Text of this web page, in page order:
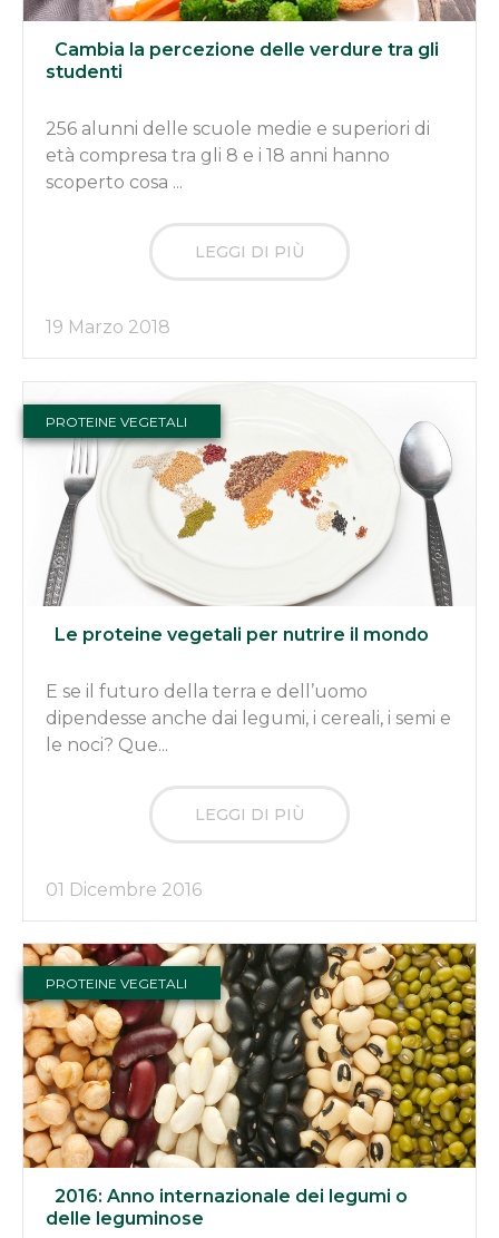
Cambia la percezione delle verdure tra gli
studenti
256 alunni delle scuole medie e superiori di
età compresa tra gli 8 e i 18 anni hanno
scoperto cosa ...
LEGGI DI PIÙ
19 Marzo 2018
PROTEINE VEGETALI
Le proteine vegetali per nutrire il mondo
E se il futuro della terra e dell’uomo
dipendesse anche dai legumi, i cereali, i semi e
le noci? Que...
LEGGI DI PIÙ
01 Dicembre 2016
PROTEINE VEGETALI
2016: Anno internazionale dei legumi o
delle leguminose